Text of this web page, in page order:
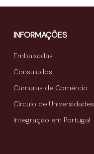
INFORMAÇÕES
Embaixadas
Consulados
Câmaras de Comércio
Círculo de Universidades
Integração em Portugal